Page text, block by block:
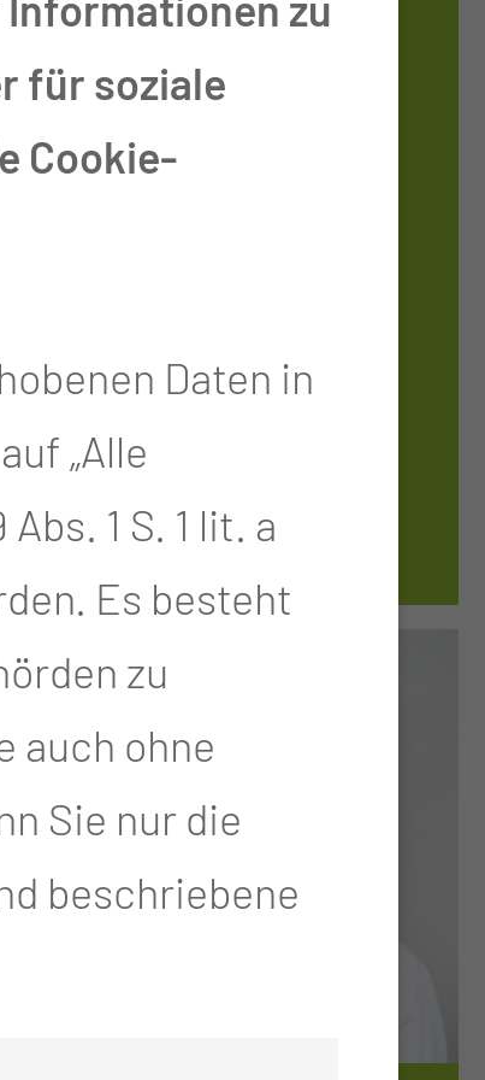
TUNGS­STEL­LE
Tel.:+49 355 46
3093
Per E-Mail
kontaktieren
für soziale
Cookie-
Daten in
„Alle
1 S. 1 lit. a
Es besteht
zu
auch ohne
Sie nur die
beschriebene